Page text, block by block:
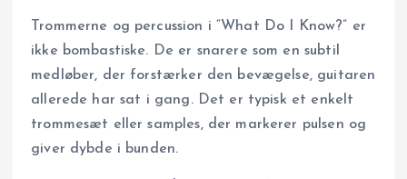
Trommerne og percussion i “What Do I Know?” er
ikke bombastiske. De er snarere som en subtil
medløber, der forstærker den bevægelse, guitaren
allerede har sat i gang. Det er typisk et enkelt
trommesæt eller samples, der markerer pulsen og
giver dybde i bunden.